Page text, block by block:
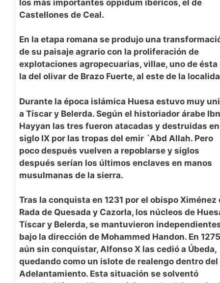
los más importantes oppidum ibéricos, el de
Castellones de Ceal.
En la etapa romana se produjo una
de su paisaje agrario con la proliferación de
explotaciones agropecuarias, villae, uno de ésta
la del olivar de Brazo Fuerte, al este de la
Durante la época islámica Huesa estuvo muy
a Tíscar y Belerda. Según el historiador árabe Ibn
Hayyan las tres fueron atacadas y destruidas
siglo IX por las tropas del emir ´Abd Allah. Pero
poco después vuelven a repoblarse y siglos
después serían los últimos enclaves en manos
musulmanas de la sierra.
Tras la conquista en 1231 por el obispo Ximénez
Rada de Quesada y Cazorla, los núcleos de
Tíscar y Belerda, se mantuvieron
bajo la dirección de Mohammed Handon. En
aún sin conquistar, Alfonso X las cedió a Úbeda,
quedando como un islote de realengo dentro del
Adelantamiento. Esta situación se solventó